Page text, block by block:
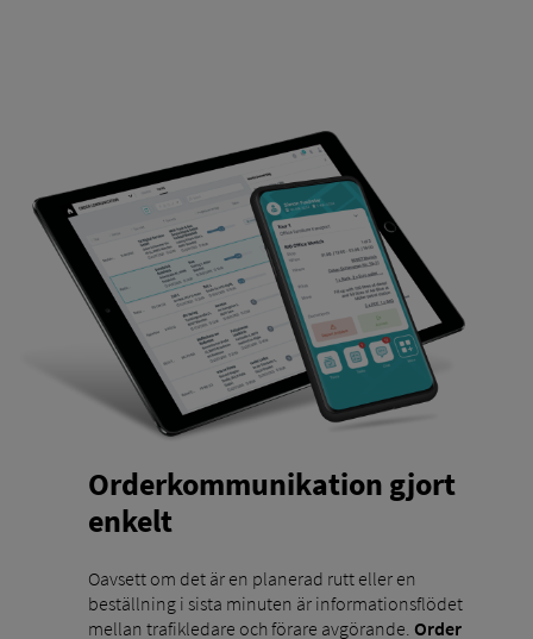
Orderkommunikation gjort
enkelt
Oavsett om det är en planerad rutt eller en
beställning i sista minuten är informationsflödet
mellan trafikledare och förare avgörande. Order